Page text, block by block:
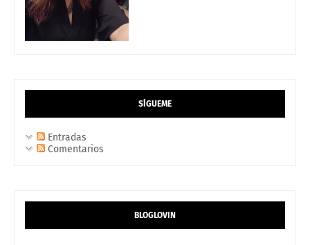
SÍGUEME
Entradas
Comentarios
BLOGLOVIN